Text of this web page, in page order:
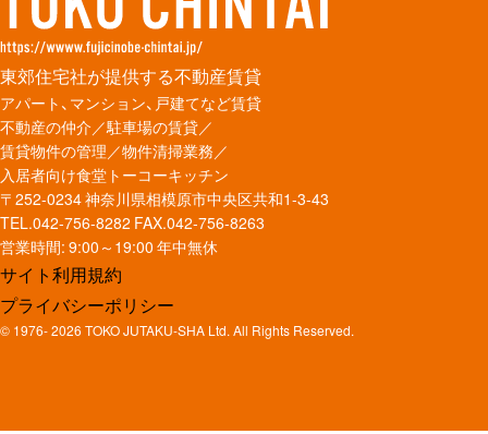
東郊住宅社が提供する不動産賃貸
アパート、マンション、戸建てなど賃貸
不動産の仲介／駐車場の賃貸／
賃貸物件の管理／物件清掃業務／
入居者向け食堂トーコーキッチン
〒252-0234 神奈川県相模原市中央区共和1-3-43
TEL.042-756-8282 FAX.042-756-8263
営業時間: 9:00～19:00 年中無休
サイト利用規約
プライバシーポリシー
© 1976-2026 TOKO JUTAKU-SHA Ltd. All Rights Reserved.